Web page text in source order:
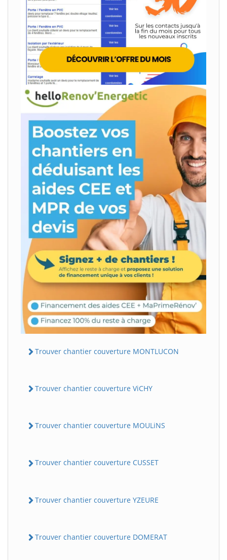
Trouver chantier couverture MONTLUCON
Trouver chantier couverture ViCHY
Trouver chantier couverture MOULiNS
Trouver chantier couverture CUSSET
Trouver chantier couverture YZEURE
Trouver chantier couverture DOMERAT